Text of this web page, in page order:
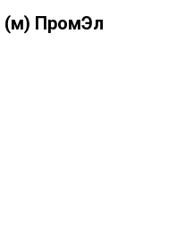
(м) ПромЭл